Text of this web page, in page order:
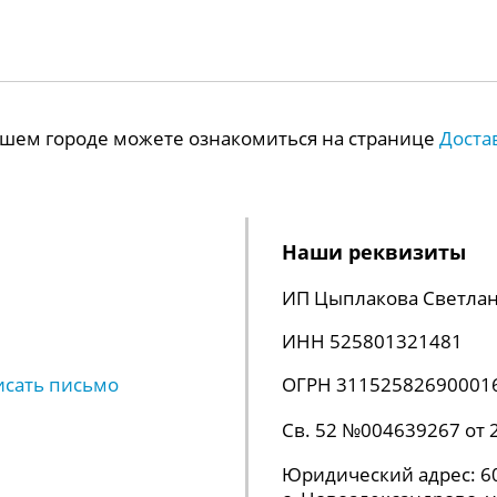
городе можете ознакомиться на странице
письмо
Наши реквизиты
ИП Цыплакова
ИНН 525801321481
ОГРН
Св. 52 №004639267 от
Юридический адрес: